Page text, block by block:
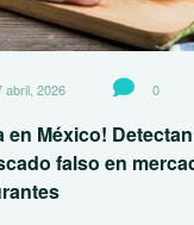
abril, 2026 0
en México!
falso en